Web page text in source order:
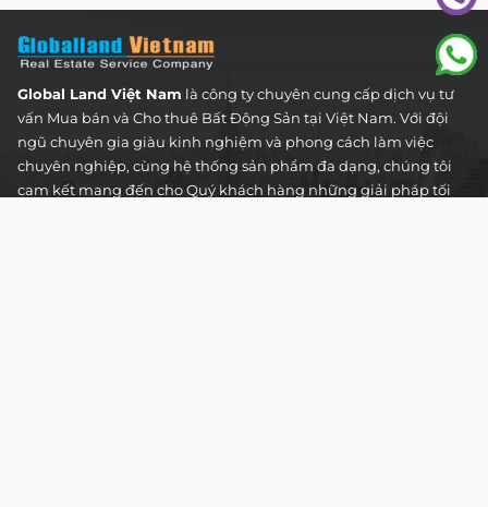
Global Land Việt Nam là công ty chuyên cung cấp dịch vụ tư
vấn Mua bán và Cho thuê Bất Động Sản tại Việt Nam. Với đội
ngũ chuyên gia giàu kinh nghiệm và phong cách làm việc
chuyên nghiệp, cùng hệ thống sản phẩm đa dạng, chúng tôi
cam kết mang đến cho Quý khách hàng những giải pháp tối